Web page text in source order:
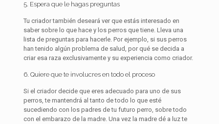
5. Espera que le hagas preguntas
Tu criador también deseará ver que estás interesado en
saber sobre lo que hace y los perros que tiene. Lleva una
lista de preguntas para hacerle. Por ejemplo, si sus perros
han tenido algún problema de salud, por qué se decida a
criar esa raza exclusivamente y su experiencia como criador.
6. Quiere que te involucres en todo el proceso
Si el criador decide que eres adecuado para uno de sus
perros, te mantendrá al tanto de todo lo que esté
sucediendo con los padres de tu futuro perro, sobre todo
con el embarazo de la madre. Una vez la madre dé a luz te